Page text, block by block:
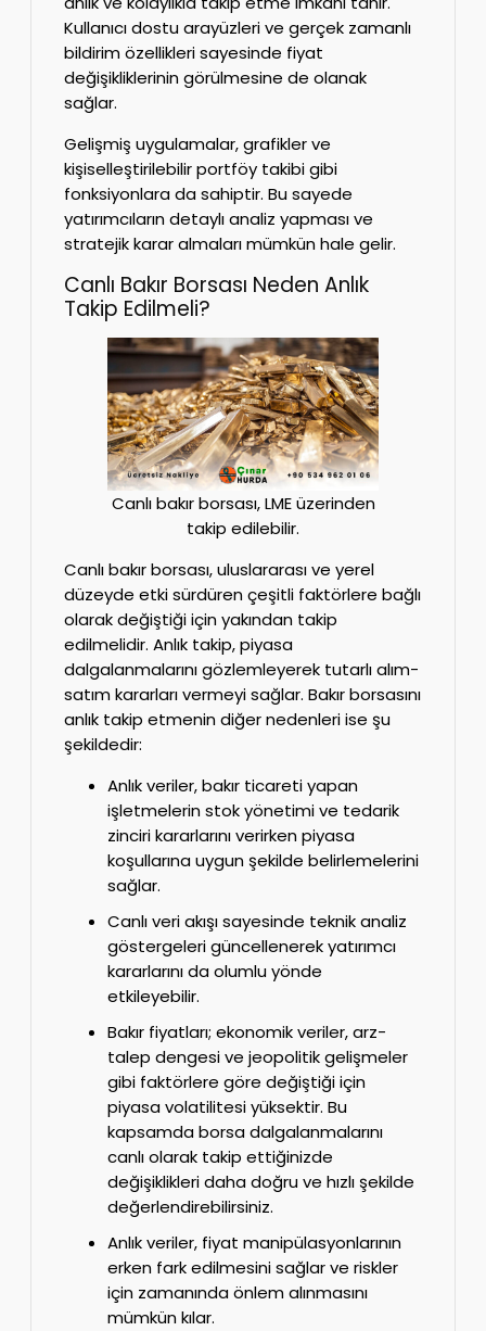
Kullanıcı dostu arayüzleri ve gerçek zamanlı
bildirim özellikleri sayesinde fiyat
değişikliklerinin görülmesine de olanak
sağlar.
Gelişmiş uygulamalar, grafikler ve
kişiselleştirilebilir portföy takibi gibi
fonksiyonlara da sahiptir. Bu sayede
yatırımcıların detaylı analiz yapması ve
stratejik karar almaları mümkün hale gelir.
Canlı Bakır Borsası Neden Anlık
Takip Edilmeli?
Canlı bakır borsası, LME üzerinden
takip edilebilir.
Canlı bakır borsası, uluslararası ve yerel
düzeyde etki sürdüren çeşitli faktörlere bağlı
olarak değiştiği için yakından takip
edilmelidir. Anlık takip, piyasa
dalgalanmalarını gözlemleyerek tutarlı alım-
satım kararları vermeyi sağlar. Bakır borsasını
anlık takip etmenin diğer nedenleri ise şu
şekildedir:
Anlık veriler, bakır ticareti yapan
işletmelerin stok yönetimi ve tedarik
zinciri kararlarını verirken piyasa
koşullarına uygun şekilde belirlemelerini
sağlar.
Canlı veri akışı sayesinde teknik analiz
göstergeleri güncellenerek yatırımcı
kararlarını da olumlu yönde
etkileyebilir.
Bakır fiyatları; ekonomik veriler, arz-
talep dengesi ve jeopolitik gelişmeler
gibi faktörlere göre değiştiği için
piyasa volatilitesi yüksektir. Bu
kapsamda borsa dalgalanmalarını
canlı olarak takip ettiğinizde
değişiklikleri daha doğru ve hızlı şekilde
değerlendirebilirsiniz.
Anlık veriler, fiyat manipülasyonlarının
erken fark edilmesini sağlar ve riskler
için zamanında önlem alınmasını
mümkün kılar.